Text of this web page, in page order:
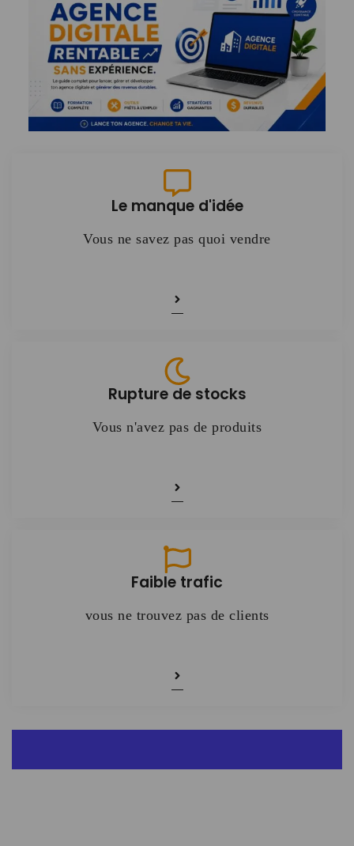
Le manque d'idée
Vous ne savez pas quoi vendre
Rupture de stocks
Vous n'avez pas de produits
Faible trafic
vous ne trouvez pas de clients